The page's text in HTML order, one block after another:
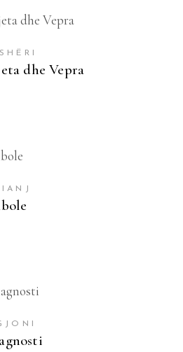
NË SHPORTË
dhe Vepra
NË SHPORTË